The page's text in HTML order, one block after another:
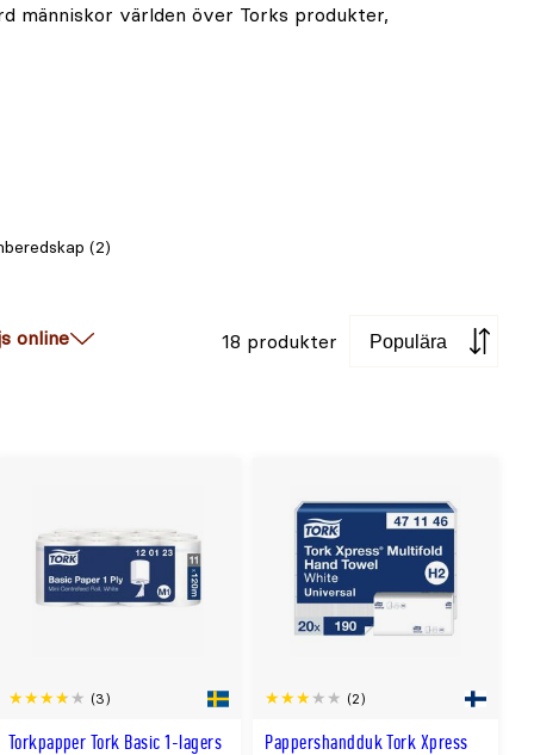
(2)
online Sortera
18 produkter
Torkpapper Tork Basic 1-lagers
(3)
Pappershandduk Tork Xpress
(2)